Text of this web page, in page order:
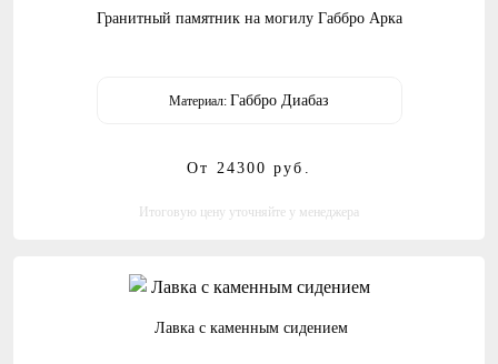
Гранитный памятник на могилу Габбро Арка
Материал: Габбро Диабаз
От 24300 руб.
Итоговую цену уточняйте у менеджера
Лавка с каменным сидением